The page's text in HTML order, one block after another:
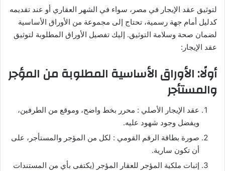
لتوثيق عقد الإيجار في مصر، سواء في الشهر العقاري أو عند تقديمه
كدليل أمام جهة رسمية، تحتاج إلى مجموعة من الأوراق الأساسية
لضمان صحة وسلامة التوثيق. إليك تفصيل الأوراق المطلوبة لتوثيق
عقد الإيجار:
أولًا: الأوراق الأساسية المطلوبة من المؤجر
والمستأجر
عقد الإيجار الأصلي : محرر بخط واضح، وموقع من الطرفين،
ويفضل وجود شهود عليه.
صورة بطاقة الرقم القومي : لكل من المؤجر والمستأجر، على
أن تكون سارية.
إثبات ملكية المؤجر للعقار المؤجر (يكتفى بأي من المستندات